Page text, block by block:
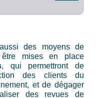
des moyens de
être mises en place
, qui permettront de
des clients du
et de dégager
des revues de